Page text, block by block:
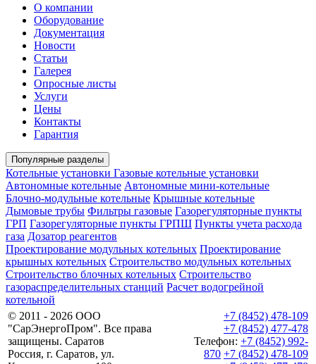
О компании
Оборудование
Документация
Новости
Статьи
Галерея
Опросные листы
Услуги
Цены
Контакты
Гарантия
Популярные разделы
Котельные установки Газовые котельные установки
Автономные котельные Автономные мини-котельные
Блочно-модульные котельные Крышные котельные
Дымовые трубы Фильтры газовые Газорегуляторные пункты
ГРП Газорегуляторные пункты ГРПШ Пункты учета расхода
газа Дозатор реагентов
Проектирование модульных котельных Проектирование
крышных котельных Строительство модульных котельных
Строительство блочных котельных Строительство
газораспределительных станций Расчет водогрейной
котельной
© 2011 - 2026 ООО
"СарЭнергоПром". Все права
защищены. Саратов
Россия, г. Саратов, ул.
+7 (8452) 478-109
+7 (8452) 477-478
Телефон: +7 (8452) 992-
870 +7 (8452) 478-109